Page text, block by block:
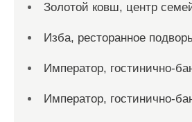
Золотой ковш, центр
Изба, ресторанное
Император, гостинично-
Император, гостинично-